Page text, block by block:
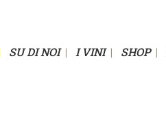
SU DI NOI I VINI SHOP